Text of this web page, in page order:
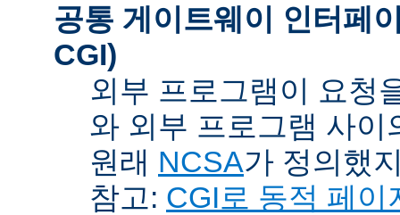
공통 게이트웨이 인터페
CGI)
외부 프로그램이 요청
와 외부 프로그램 사
원래 NCSA가 정의했
참고: CGI로 동적 페이